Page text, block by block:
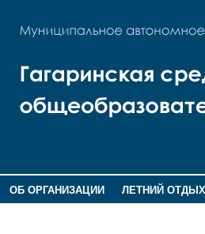
ОБ ОРГАНИЗАЦИИ ЛЕТНИЙ ОТДЫХ